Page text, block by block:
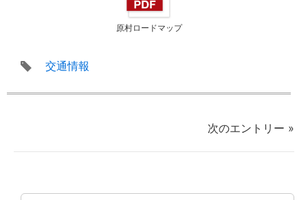
原村ロードマップ
タ
交通情報
次のエントリー »